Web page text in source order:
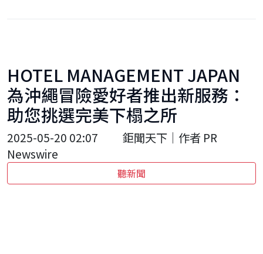
HOTEL MANAGEMENT JAPAN
為沖繩冒險愛好者推出新服務：
助您挑選完美下榻之所
2025-05-20 02:07
鉅聞天下｜作者 PR
Newswire
聽新聞